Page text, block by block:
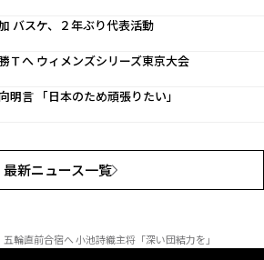
バスケ、２年ぶり代表活動
Ｔへ ウィメンズシリーズ東京大会
明言 「日本のため頑張りたい」
最新ニュース一覧
輪直前合宿へ 小池詩織主将「深い団結力を」